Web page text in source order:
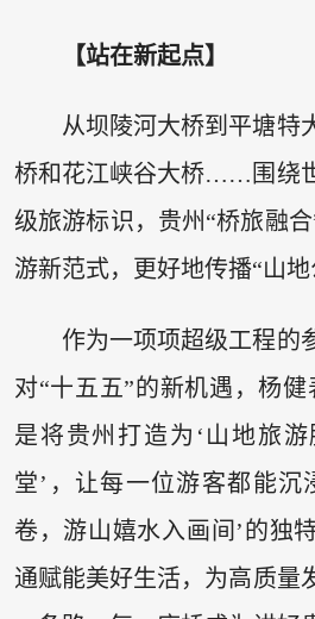
【站在新起点】
从坝陵河大桥到平塘特
桥和花江峡谷大桥……围绕
级旅游标识，贵州“桥旅融
游新范式，更好地传播“山地
作为一项项超级工程的
对“十五五”的新机遇，杨
是将贵州打造为‘山地旅
堂’，让每一位游客都能沉
卷，游山嬉水入画间’的独
通赋能美好生活，为高质量